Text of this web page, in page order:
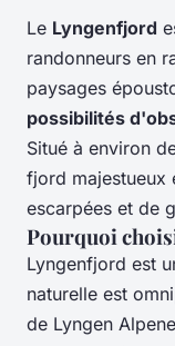
Le Lyngenfjord
randonneurs en
paysages
possibilités
Situé à environ
fjord majestueux
escarpées et de
Pourquoi
Lyngenfjord est
naturelle est
de Lyngen